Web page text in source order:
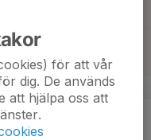
för att vår
dig. De används
att hjälpa oss att